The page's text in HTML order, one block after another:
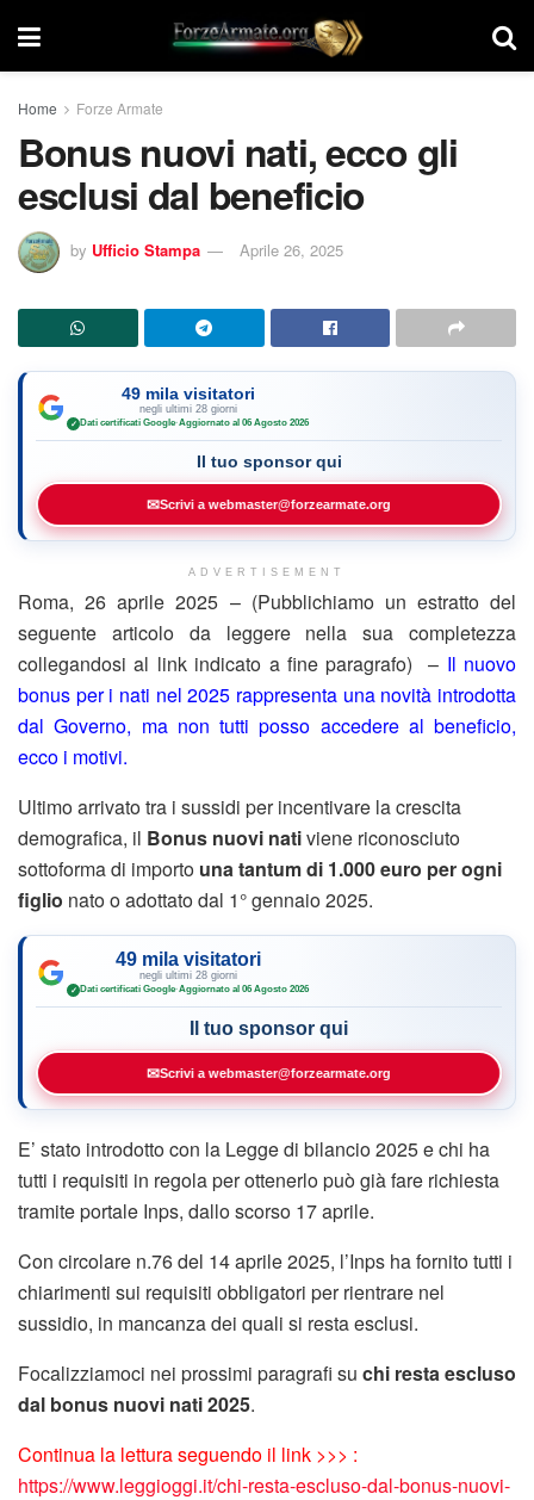
Home Forze Armate
Bonus nuovi nati, ecco gli
esclusi dal beneficio
by Ufficio Stampa Aprile 26, 2025
49 mila visitatori
negli ultimi 28 giorni
✓ Dati certificati Google·Aggiornato al 06 Agosto 2026
Il tuo sponsor qui
✉Scrivi a webmaster@forzearmate.org
ADVERTISEMENT
Roma, 26 aprile 2025 – (Pubblichiamo un estratto del
seguente articolo da leggere nella sua completezza
collegandosi al link indicato a fine paragrafo) – Il nuovo
bonus per i nati nel 2025 rappresenta una novità introdotta
dal Governo, ma non tutti posso accedere al beneficio,
ecco i motivi.
Ultimo arrivato tra i sussidi per incentivare la crescita
demografica, il Bonus nuovi nativiene riconosciuto
sottoforma di importo una tantum di 1.000 euro per ogni
figlio nato o adottato dal 1° gennaio 2025.
49 mila visitatori
negli ultimi 28 giorni
✓ Dati certificati Google·Aggiornato al 06 Agosto 2026
Il tuo sponsor qui
✉Scrivi a webmaster@forzearmate.org
E’ stato introdotto con la Legge di bilancio 2025 e chi ha
tutti i requisiti in regola per ottenerlo può già fare richiesta
tramite portale Inps, dallo scorso 17 aprile.
Con circolare n.76 del 14 aprile 2025, l’Inps ha fornito tutti i
chiarimenti sui requisiti obbligatori per rientrare nel
sussidio, in mancanza dei quali si resta esclusi.
Focalizziamoci nei prossimi paragrafi su chi resta escluso
dal bonus nuovi nati 2025.
Continua la lettura seguendo il link >>> :
https://www.leggioggi.it/chi-resta-escluso-dal-bonus-nuovi-